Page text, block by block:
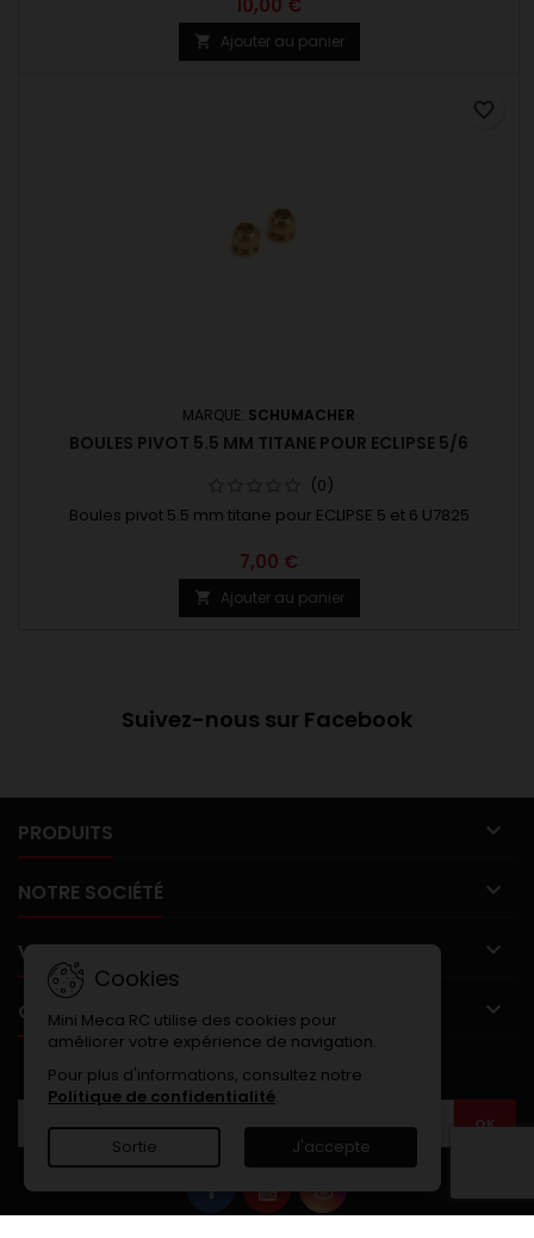
10,00 €
 Ajouter au panier
MARQUE: SCHUMACHER
BOULES PIVOT 5.5 MM TITANE POUR ECLIPSE 5/6
(0)
Boules pivot 5.5 mm titane pour ECLIPSE 5 et 6 U7825
7,00 €
 Ajouter au panier
favorite_border
Suivez-nous sur Facebook
PRODUITS 
NOTRE SOCIÉTÉ 
VOTRE COMPTE 
CONTACT 
Cookies
Mini Meca RC utilise des cookies pour
améliorer votre expérience de navigation.
Pour plus d'informations, consultez notre
Politique de confidentialité.
Sortie J'accepte
LETTRE D'INFORMATIONS